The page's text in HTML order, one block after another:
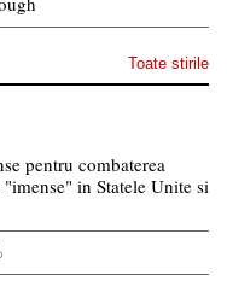
Toate stirile
pentru combaterea
in Statele Unite si